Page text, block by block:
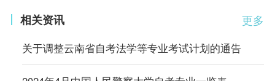
更多
相关资讯
关于调整云南省自考法学等专业考试计划的通告